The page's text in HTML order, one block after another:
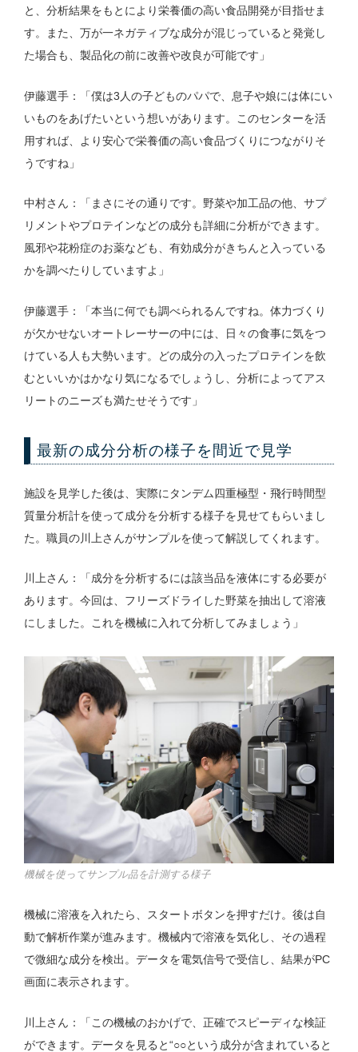
と、分析結果をもとにより栄養価の高い食品開発が目指せま
す。また、万が一ネガティブな成分が混じっていると発覚し
た場合も、製品化の前に改善や改良が可能です」
伊藤選手：「僕は3人の子どものパパで、息子や娘には体にい
いものをあげたいという想いがあります。このセンターを活
用すれば、より安心で栄養価の高い食品づくりにつながりそ
うですね」
中村さん：「まさにその通りです。野菜や加工品の他、サプ
リメントやプロテインなどの成分も詳細に分析ができます。
風邪や花粉症のお薬なども、有効成分がきちんと入っている
かを調べたりしていますよ」
伊藤選手：「本当に何でも調べられるんですね。体力づくり
が欠かせないオートレーサーの中には、日々の食事に気をつ
けている人も大勢います。どの成分の入ったプロテインを飲
むといいかはかなり気になるでしょうし、分析によってアス
リートのニーズも満たせそうです」
最新の成分分析の様子を間近で見学
施設を見学した後は、実際にタンデム四重極型・飛行時間型
質量分析計を使って成分を分析する様子を見せてもらいまし
た。職員の川上さんがサンプルを使って解説してくれます。
川上さん：「成分を分析するには該当品を液体にする必要が
あります。今回は、フリーズドライした野菜を抽出して溶液
にしました。これを機械に入れて分析してみましょう」
機械を使ってサンプル品を計測する様子
機械に溶液を入れたら、スタートボタンを押すだけ。後は自
動で解析作業が進みます。機械内で溶液を気化し、その過程
で微細な成分を検出。データを電気信号で受信し、結果がPC
画面に表示されます。
川上さん：「この機械のおかげで、正確でスピーディな検証
ができます。データを見ると“○○という成分が含まれていると